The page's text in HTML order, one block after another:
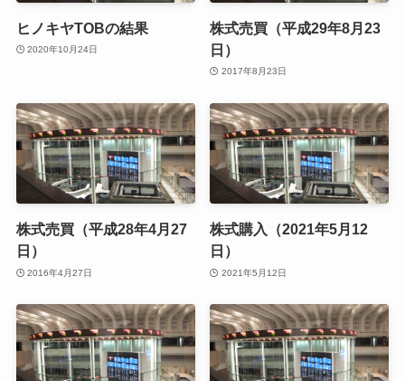
ヒノキヤTOBの結果
2020年10月24日
株式売買（平成29年8月23
日）
2017年8月23日
株式売買（平成28年4月27
日）
2016年4月27日
株式購入（2021年5月12
日）
2021年5月12日